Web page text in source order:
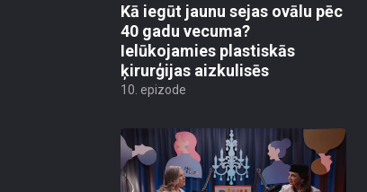
Kā iegūt jaunu sejas ovālu pēc
40 gadu vecuma?
Ielūkojamies plastiskās
ķirurģijas aizkulisēs
10. epizode